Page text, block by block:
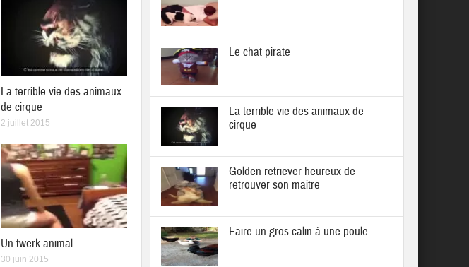
La terrible vie des animaux
de cirque
2 juillet 2015
Un twerk animal
30 juin 2015
Le chat pirate
La terrible vie des animaux de
cirque
Golden retriever heureux de
retrouver son maitre
Faire un gros calin à une poule